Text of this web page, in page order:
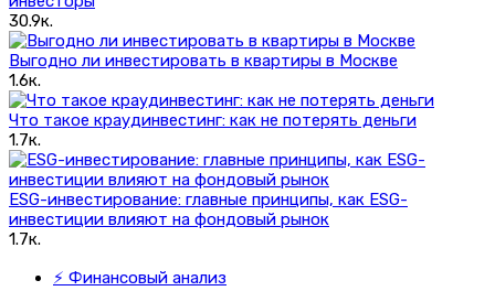
30.9к.
Выгодно ли инвестировать в квартиры в Москве
1.6к.
Что такое краудинвестинг: как не потерять деньги
1.7к.
ESG-инвестирование: главные принципы, как ESG-
инвестиции влияют на фондовый рынок
1.7к.
⚡ Финансовый анализ